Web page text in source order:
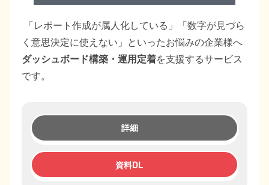
「レポート作成が属人化している」「数字が見づら
く意思決定に使えない」といったお悩みの企業様へ
ダッシュボード構築・運用定着を支援するサービス
です。
詳細
資料DL